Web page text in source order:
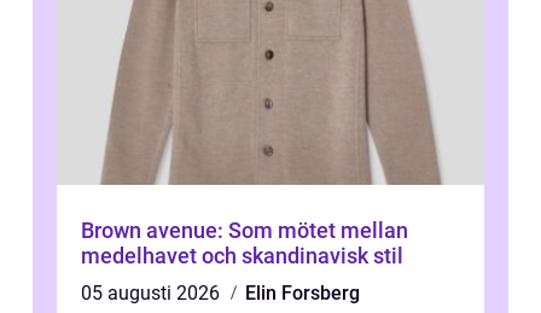
Brown avenue: Som mötet mellan
medelhavet och skandinavisk stil
05 augusti 2026
Elin Forsberg